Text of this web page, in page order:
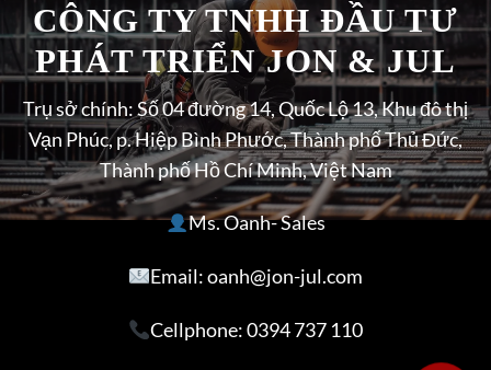
CÔNG TY TNHH ĐẦU TƯ
PHÁT TRIỂN JON & JUL
Trụ sở chính: Số 04 đường 14, Quốc Lộ 13, Khu đô thị
Vạn Phúc, p. Hiệp Bình Phước, Thành phố Thủ Đức,
Thành phố Hồ Chí Minh, Việt Nam
Ms. Oanh- Sales
Email: oanh@jon-jul.com
Cellphone:0394 737 110